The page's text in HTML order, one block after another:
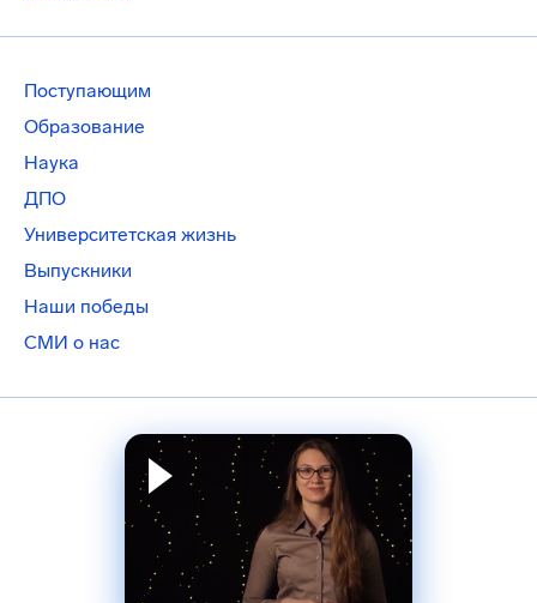
Поступающим
Образование
Наука
ДПО
Университетская жизнь
Выпускники
Наши победы
СМИ о нас